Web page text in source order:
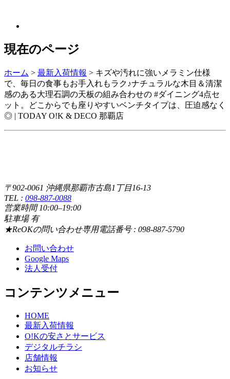
現在のページ
ホーム > 最新入荷情報 > キズや汚れに強いメラミン仕様
で、毎日の食事もお手入れもラク♪ナチュラルな木目＆清潔
感のある大理石調の天板の組み合わせの #ダイニング4点セ
ット。どこからでも座りやすいベンチタイプは、圧迫感なく
◎ | TODAY O!K & DECO 那覇店
〒902-0061 沖縄県那覇市古島1丁目16-13
TEL : 098-887-0088
営業時間 10:00–19:00
駐車場 有
★ReOKの問い合わせ専用電話番号 : 098-887-5790
お問い合わせ
Google Maps
法人受付
コンテンツメニュー
HOME
最新入荷情報
O!Kの安さとサービス
デジタルチラシ
店舗情報
お知らせ